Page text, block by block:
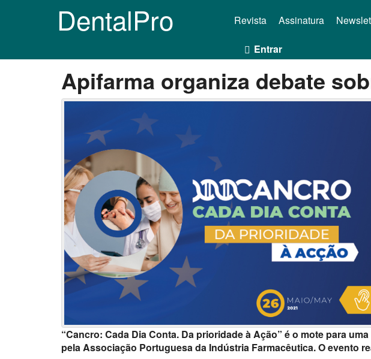
DentalPro Revista Assinatura
Entrar
Apifarma organiza debate
“Cancro: Cada Dia Conta. Da prioridade à Ação” é o mote para
pela Associação Portuguesa da Indústria Farmacêutica. O evento